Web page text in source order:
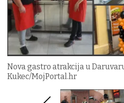
Nova gastro atrakcija u
Kukec/MojPortal.hr